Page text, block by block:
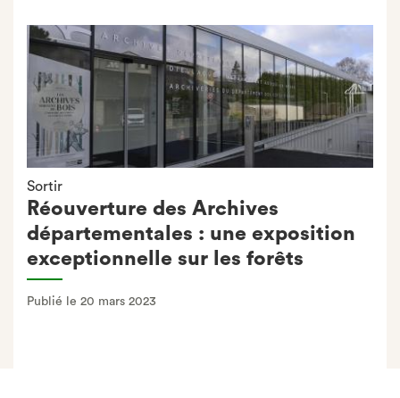
Sortir
Réouverture des Archives
départementales : une exposition
exceptionnelle sur les forêts
Publié le 20 mars 2023